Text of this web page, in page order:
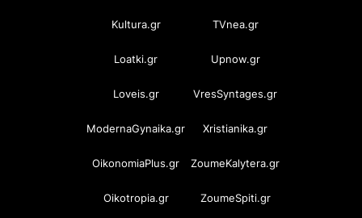
Kultura.gr TVnea.gr
Loatki.gr Upnow.gr
Loveis.gr VresSyntages.gr
ModernaGynaika.gr Xristianika.gr
OikonomiaPlus.gr ZoumeKalytera.gr
Oikotropia.gr ZoumeSpiti.gr